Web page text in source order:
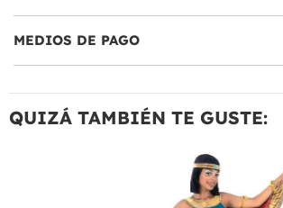
MEDIOS DE PAGO
QUIZÁ TAMBIÉN TE GUSTE: